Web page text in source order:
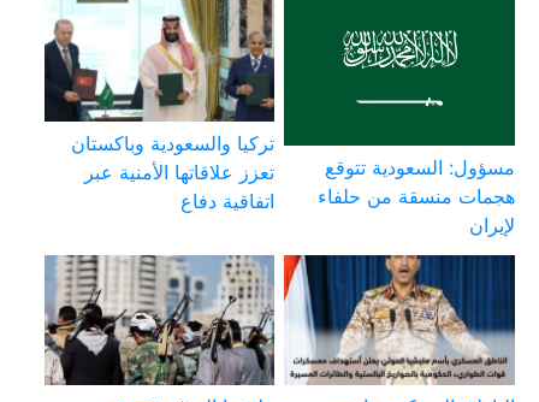
مسؤول: السعودية تتوقع
هجمات منسقة من حلفاء
لإيران
تركيا والسعودية وباكستان
تعزز علاقاتها الأمنية عبر
اتفاقية دفاع